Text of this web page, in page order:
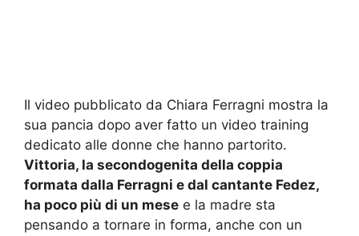
Il video pubblicato da Chiara Ferragni mostra la
sua pancia dopo aver fatto un video training
dedicato alle donne che hanno partorito.
Vittoria, la secondogenita della coppia
formata dalla Ferragni e dal cantante Fedez,
ha poco più di un mese e la madre sta
pensando a tornare in forma, anche con un